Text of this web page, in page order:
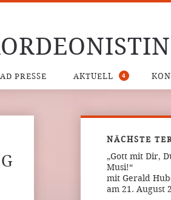
PRESSE AKTUELL 4
NÄCHSTE
„Gott mit Dir,
Musi!“
mit Gerald
am 21. August